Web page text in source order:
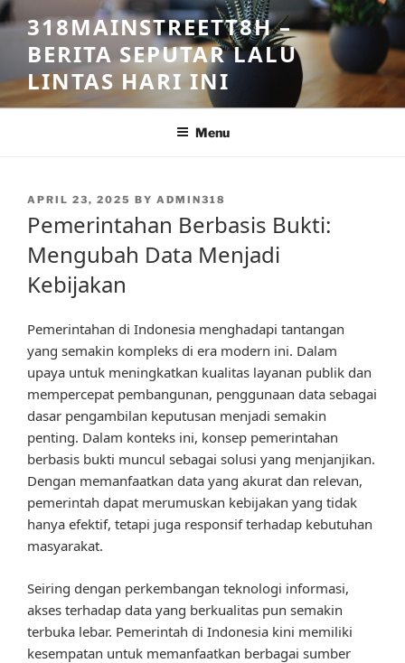
Skip
to
content
318MAINSTREETT8H –
BERITA SEPUTAR LALU
LINTAS HARI INI
Menu
POSTED
APRIL 23, 2025 BY ADMIN318
Pemerintahan Berbasis Bukti:
Mengubah Data Menjadi
Kebijakan
Pemerintahan di Indonesia menghadapi tantangan
yang semakin kompleks di era modern ini. Dalam
upaya untuk meningkatkan kualitas layanan publik dan
mempercepat pembangunan, penggunaan data sebagai
dasar pengambilan keputusan menjadi semakin
penting. Dalam konteks ini, konsep pemerintahan
berbasis bukti muncul sebagai solusi yang menjanjikan.
Dengan memanfaatkan data yang akurat dan relevan,
pemerintah dapat merumuskan kebijakan yang tidak
hanya efektif, tetapi juga responsif terhadap kebutuhan
masyarakat.
Seiring dengan perkembangan teknologi informasi,
akses terhadap data yang berkualitas pun semakin
terbuka lebar. Pemerintah di Indonesia kini memiliki
kesempatan untuk memanfaatkan berbagai sumber